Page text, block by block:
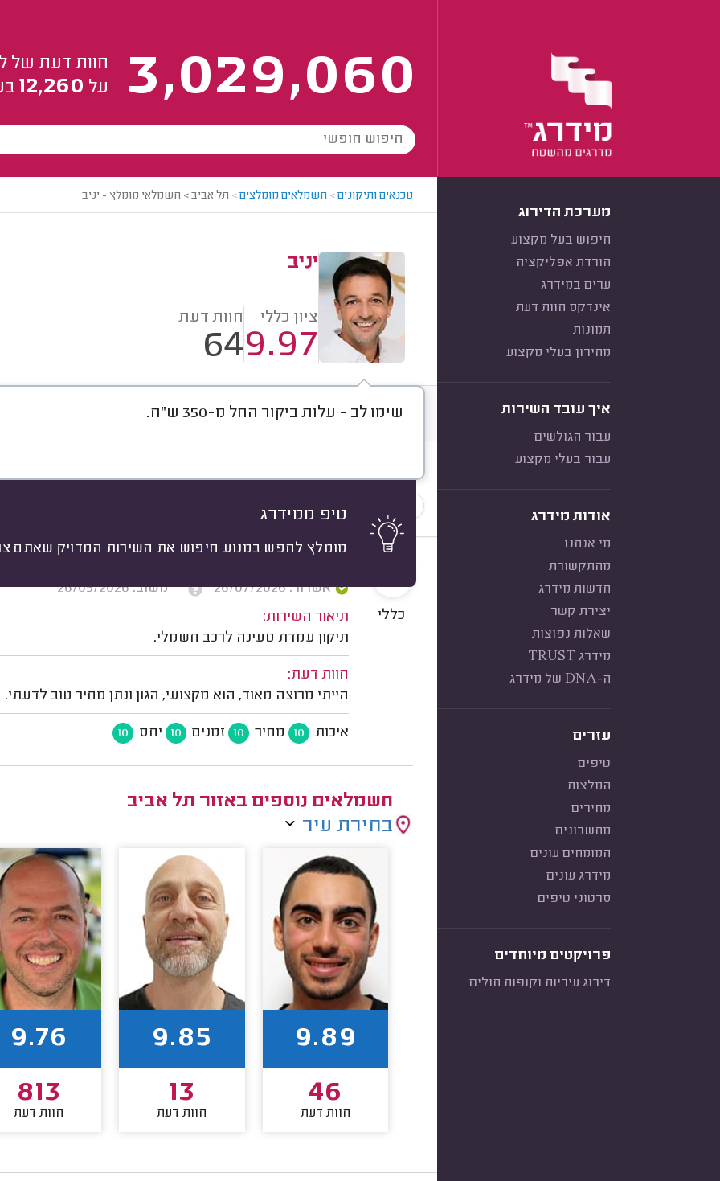
3,029,060
חוות דעת של
על 12,260
מערכת הדירוג
חיפוש בעל מקצוע
הורדת אפליקציה
ערים במידרג
אינדקס חוות דעת
תמונות
מחירון בעלי מקצוע
איך עובד השירות
עבור הגולשים
עבור בעלי מקצוע
אודות מידרג
מי אנחנו
מהתקשורת
חדשות מידרג
יצירת קשר
שאלות נפוצות
מידרג TRUST
ה-DNA של מידרג
עזרים
טיפים
המלצות
מחירים
מחשבונים
המומחים עונים
מידרג עונים
סרטוני טיפים
פרויקטים מיוחדים
דירוג עיריות וקופות חולים
טכנאים ותיקונים> חשמלאים מומלצים> תל אביב > חשמלאי מומלץ - יניב
יניב
ציון כללי
9.97
חוות דעת
64
שימו לב - עלות ביקור החל מ-350 ש"ח.
טיפ ממידרג
מומלץ לחפש במנוע חיפוש את השירות המדויק שאתם
דברו איתי חוות דעת מחירים
תיקונים
אשרור: 26/07/2026
משוב: 26/05/2026
תיאור השירות:
תיקון עמדת טעינה לרכב חשמלי.
חוות דעת:
הייתי מרוצה מאוד, הוא מקצועי, הגון ונתן מחיר טוב לדעתי.
איכות 10 מחיר 10 זמנים 10 יחס 10
10
כללי
חשמלאים נוספים באזור תל אביב
בחירת עיר
9.89
46
חוות דעת
9.85
13
חוות דעת
9.76
813
חוות דעת